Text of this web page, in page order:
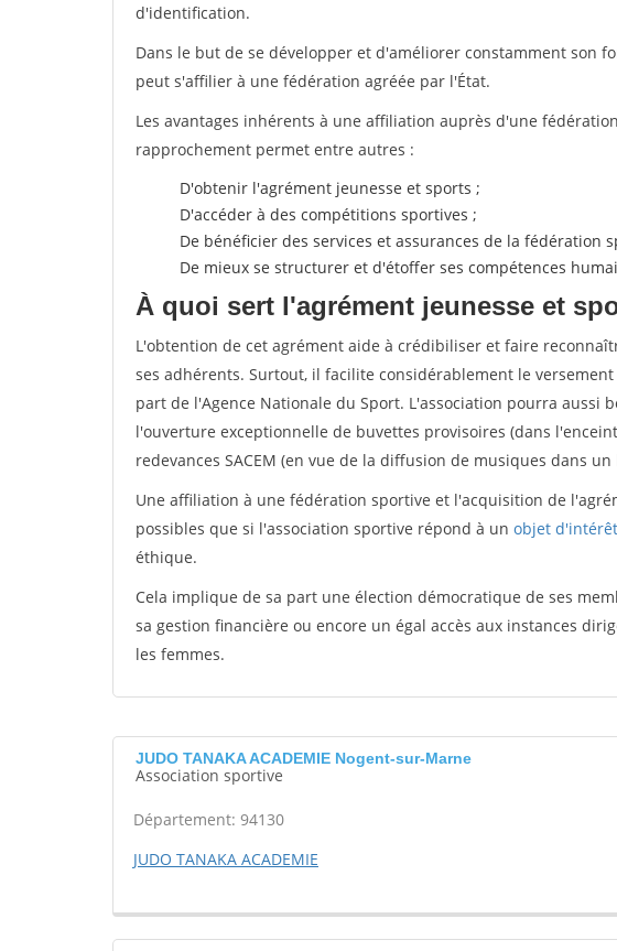
d'identification.
Dans le but de se développer et d'améliorer constamment son
peut s'affilier à une fédération agréée par l'État.
Les avantages inhérents à une affiliation auprès d'une
rapprochement permet entre autres :
D'obtenir l'agrément jeunesse et sports ;
D'accéder à des compétitions sportives ;
De bénéficier des services et assurances de la fédération
De mieux se structurer et d'étoffer ses compétences
À quoi sert l'agrément jeunesse et
L'obtention de cet agrément aide à crédibiliser et faire
ses adhérents. Surtout, il facilite considérablement le
part de l'Agence Nationale du Sport. L'association pourra aussi
l'ouverture exceptionnelle de buvettes provisoires (dans
redevances SACEM (en vue de la diffusion de musiques dans
Une affiliation à une fédération sportive et l'acquisition de
possibles que si l'association sportive répond à un objet
éthique.
Cela implique de sa part une élection démocratique de ses
sa gestion financière ou encore un égal accès aux instances
les femmes.
JUDO TANAKA ACADEMIE Nogent-sur-Marne
Association sportive
Département: 94130
JUDO TANAKA ACADEMIE